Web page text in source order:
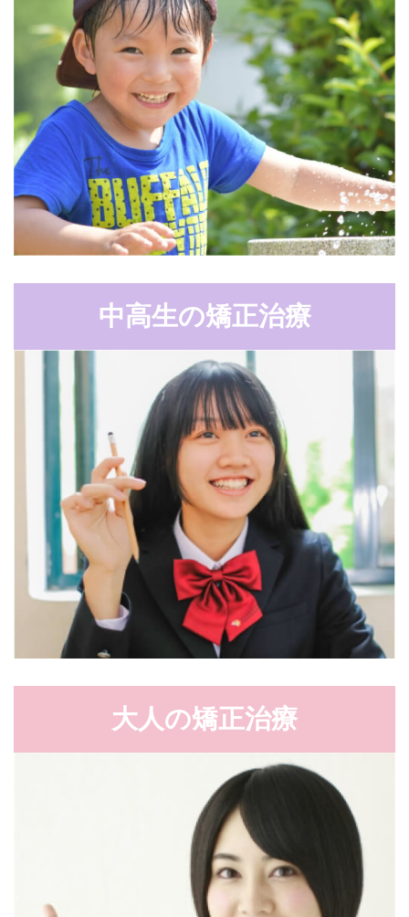
中高生の矯正治療
大人の矯正治療